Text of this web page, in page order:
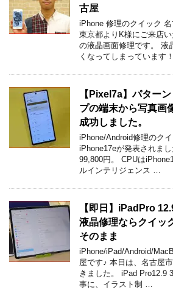
古屋
iPhone 修理のクイック
東京都よりK様にご来店
の液晶画面修理です。 液
くなってしまっています
【Pixel7a】パター
プの端末から写真画
成功しました。
iPhone/Android修理のク
iPhone17eが発表されま
99,800円。 CPUは
ルインテリジェンス …
【即日】iPadPro
液晶修理ならクイッ
そのまま
iPhone/iPad/Android/
屋です♪ 本日は、名古屋
きました。 iPad Pro12.9
事に、イラスト制 …